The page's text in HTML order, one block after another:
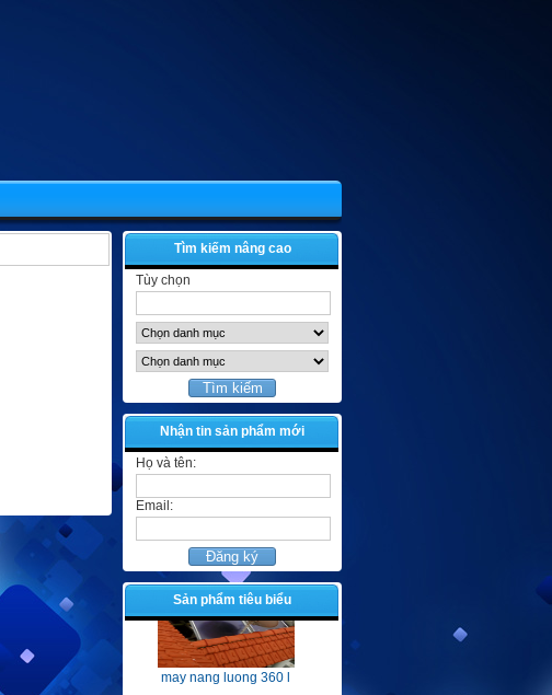
Tìm kiếm nâng cao
Tùy chọn
Nhận tin sản phẩm mới
Họ và tên:
Email:
Sản phẩm tiêu biểu
may nang luong 360 l
Giá mới0 VND